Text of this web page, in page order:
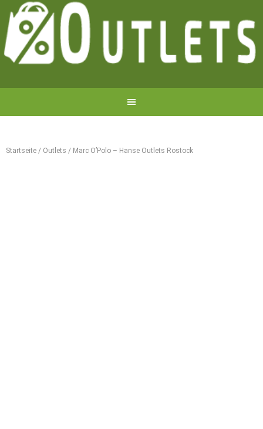
Startseite / Outlets / Marc O’Polo – Hanse Outlets Rostock